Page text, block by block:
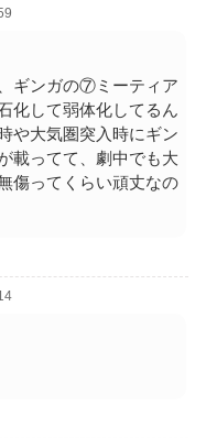
ギンガの⑦ミーティア
化して弱体化してるん
や大気圏突入時にギン
載ってて、劇中でも大
傷ってくらい頑丈なの